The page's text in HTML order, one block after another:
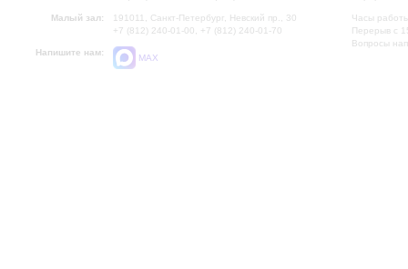
Малый зал:
191011, Санкт-Петербург, Невский пр., 30
+7 (812) 240-01-00, +7 (812) 240-01-70
Напишите нам:
MAX
Часы
Перерыв с
Вопросы